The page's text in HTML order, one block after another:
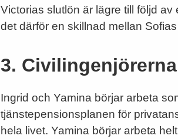
Victorias slutlön är lägre till följd
det därför en skillnad mellan
3.
Ingrid och Yamina börjar arbeta
tjänstepensionsplanen för
hela livet. Yamina börjar arbeta